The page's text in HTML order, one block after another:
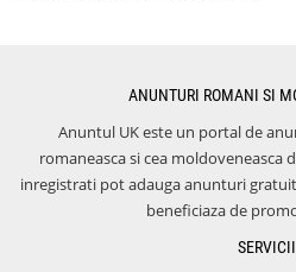
ANUNTURI ROMANI SI
Anuntul UK este un portal de
romaneasca si cea moldoveneasca
inregistrati pot adauga anunturi
beneficiaza de
SERVICII